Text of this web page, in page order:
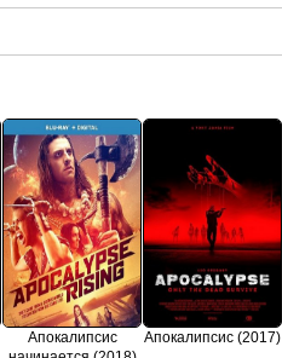
Апокалипсис
Апокалипсис (2017)